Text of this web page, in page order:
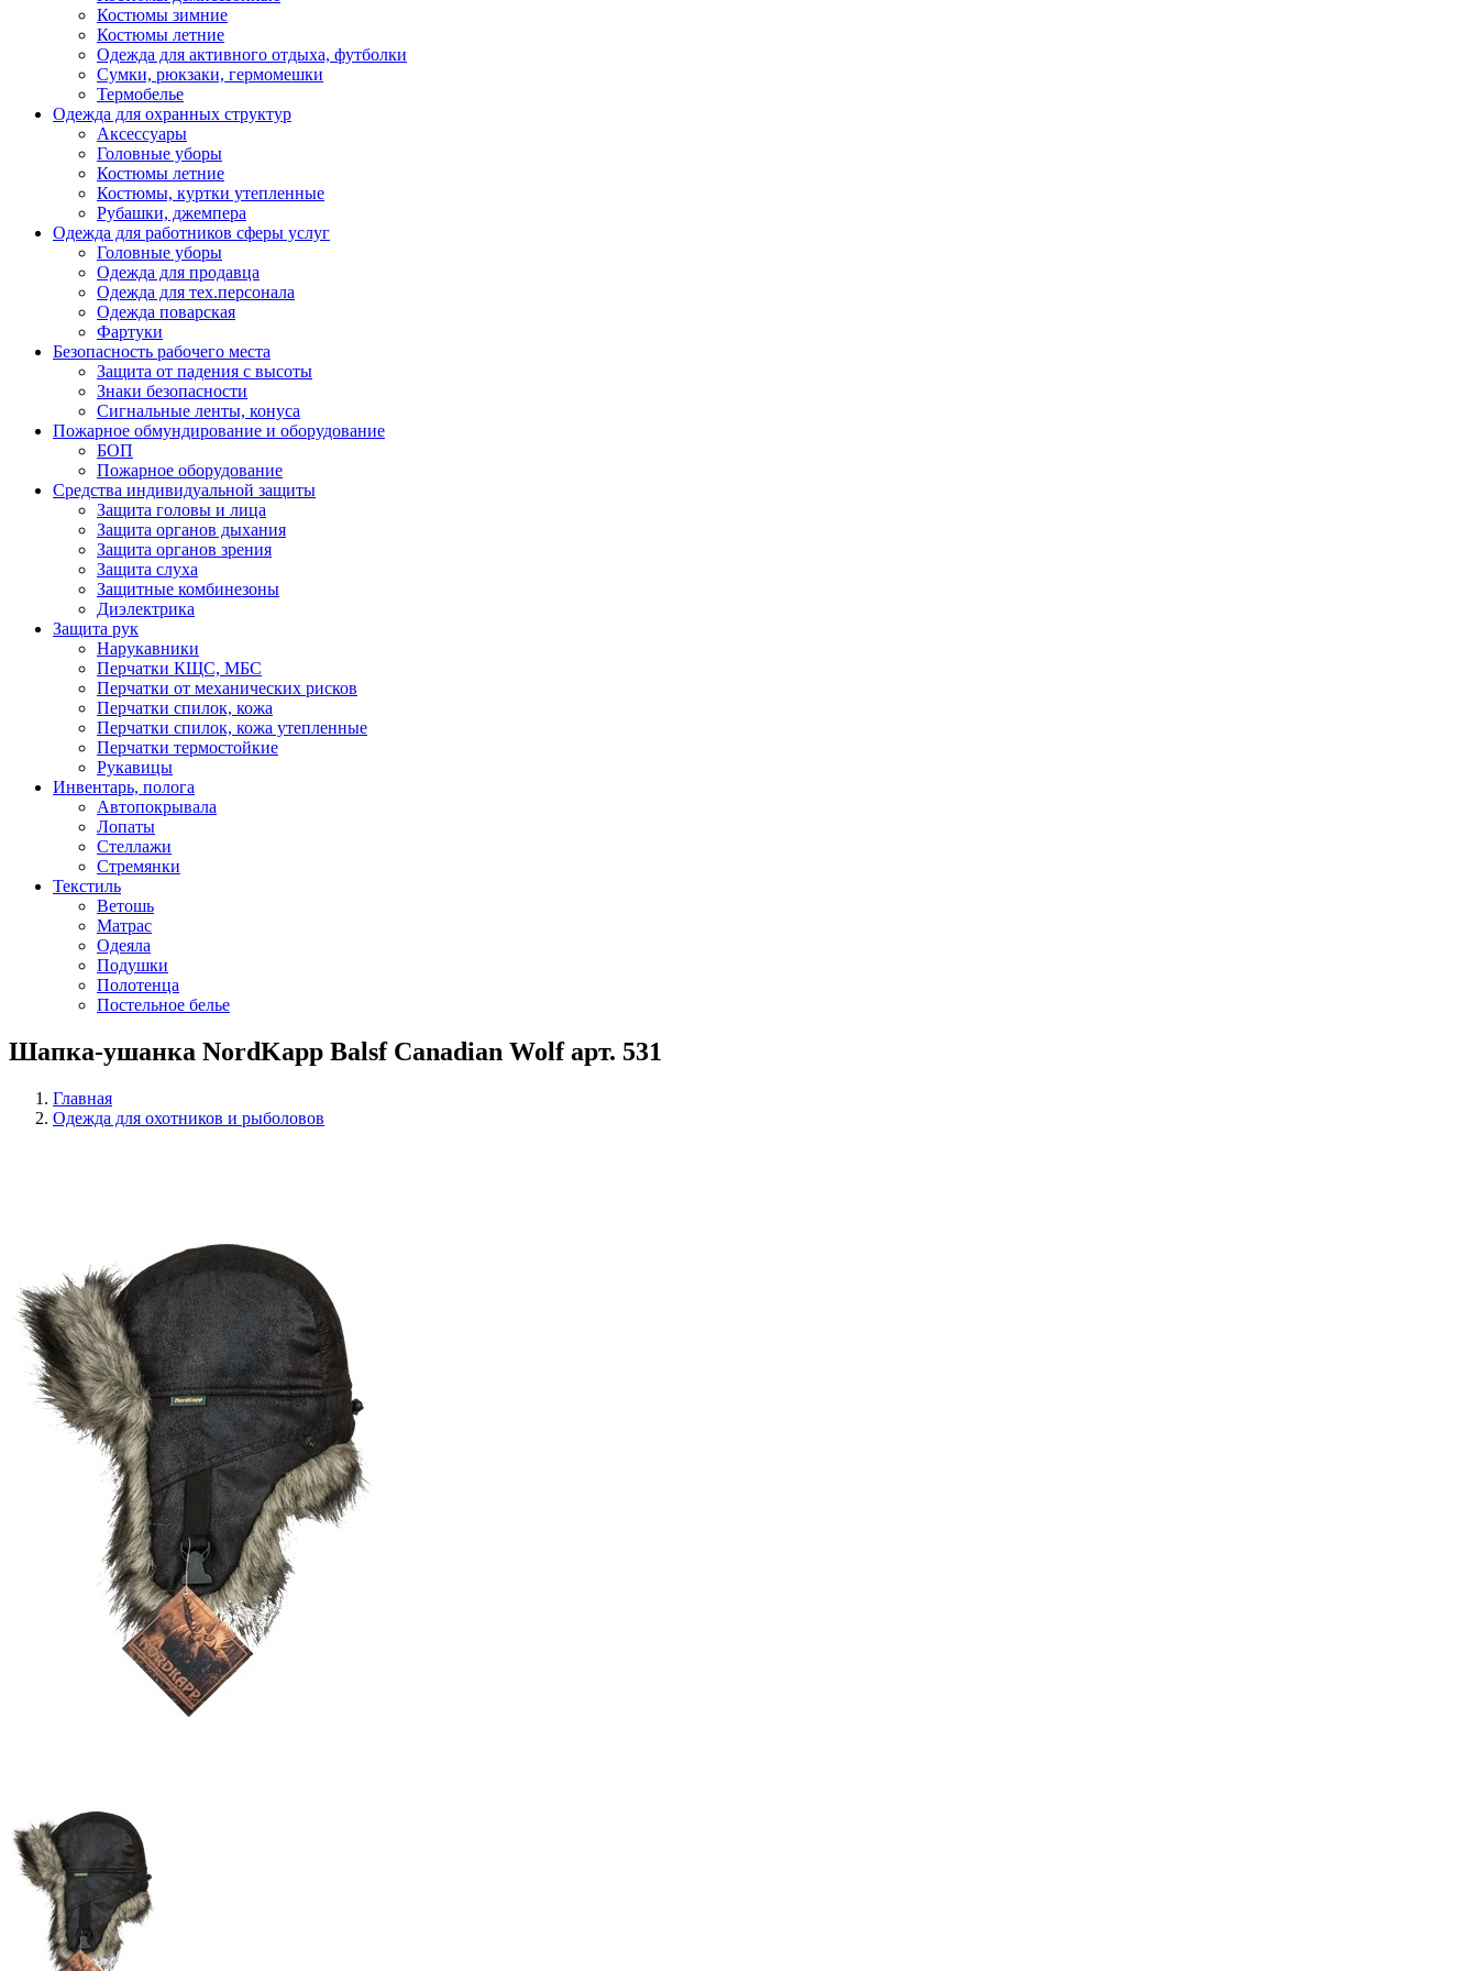
Костюмы зимние
Костюмы летние
Одежда для активного отдыха, футболки
Сумки, рюкзаки, гермомешки
Термобелье
Одежда для охранных структур
Аксессуары
Головные уборы
Костюмы летние
Костюмы, куртки утепленные
Рубашки, джемпера
Одежда для работников сферы услуг
Головные уборы
Одежда для продавца
Одежда для тех.персонала
Одежда поварская
Фартуки
Безопасность рабочего места
Защита от падения с высоты
Знаки безопасности
Сигнальные ленты, конуса
Пожарное обмундирование и оборудование
БОП
Пожарное оборудование
Средства индивидуальной защиты
Защита головы и лица
Защита органов дыхания
Защита органов зрения
Защита слуха
Защитные комбинезоны
Диэлектрика
Защита рук
Нарукавники
Перчатки КЩС, МБС
Перчатки от механических рисков
Перчатки спилок, кожа
Перчатки спилок, кожа утепленные
Перчатки термостойкие
Рукавицы
Инвентарь, полога
Автопокрывала
Лопаты
Стеллажи
Стремянки
Текстиль
Ветошь
Матрас
Одеяла
Подушки
Полотенца
Постельное белье
Шапка-ушанка NordKapp Balsf Canadian Wolf арт. 531
Главная
Одежда для охотников и рыболовов